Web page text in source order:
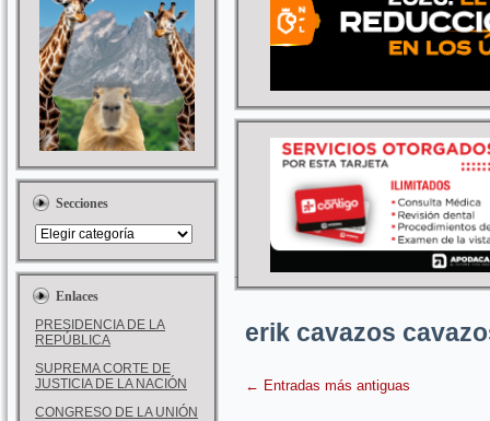
Secciones
Enlaces
PRESIDENCIA DE LA
REPÚBLICA
SUPREMA CORTE DE
JUSTICIA DE LA NACIÓN
CONGRESO DE LA UNIÓN
erik cavazos
← Entradas más antiguas